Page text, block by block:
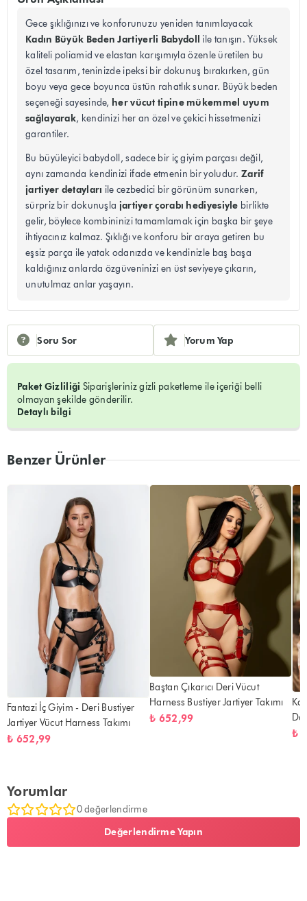
Soru Sor Yorum Yap
Paket Gizliliği Siparişleriniz gizli paketleme ile içeriği belli
olmayan şekilde gönderilir.
Detaylı bilgi
Gece şıklığınızı ve konforunuzu yeniden tanımlayacak
Kadın Büyük Beden Jartiyerli Babydoll
ile tanışın. Yüksek
kaliteli poliamid ve elastan karışımıyla özenle üretilen bu
özel tasarım, teninizde ipeksi bir dokunuş bırakırken, gün
boyu veya gece boyunca üstün rahatlık sunar. Büyük beden
seçeneği sayesinde, her vücut tipine mükemmel uyum
sağlayarak, kendinizi her an özel ve çekici hissetmenizi
garantiler.
Bu büyüleyici babydoll, sadece bir iç giyim parçası değil,
aynı zamanda kendinizi ifade etmenin bir yoludur. Zarif
jartiyer detayları ile cezbedici bir görünüm sunarken,
sürpriz bir dokunuşla jartiyer çorabı hediyesiyle birlikte
gelir, böylece kombininizi tamamlamak için başka bir şeye
ihtiyacınız kalmaz. Şıklığı ve konforu bir araya getiren bu
eşsiz parça ile yatak odanızda ve kendinizle baş başa
kaldığınız anlarda özgüveninizi en üst seviyeye çıkarın,
unutulmaz anlar yaşayın.
Benzer Ürünler
Fantazi İç Giyim - Deri Bustiyer
Jartiyer Vücut Harness Takımı
₺ 652,99
Baştan Çıkarıcı Deri Vücut
Harness Bustiyer Jartiyer Takımı
₺ 652,99
₺
Yorumlar
0 değerlendirme
Değerlendirme Yapın